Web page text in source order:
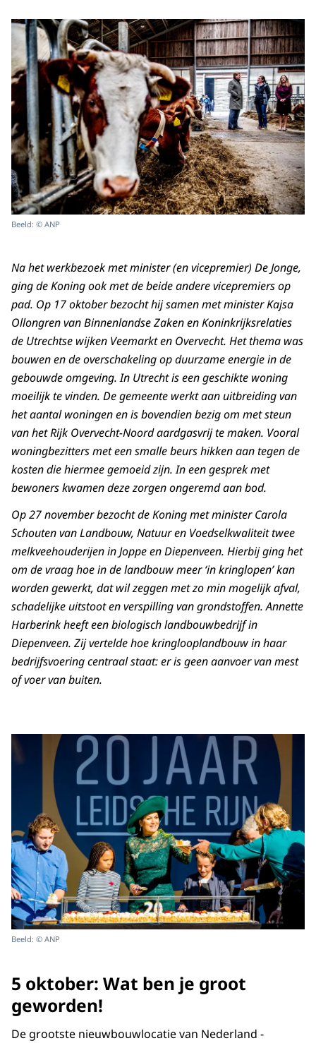
Beeld: © ANP
Na het werkbezoek met minister (en vicepremier) De Jonge,
ging de Koning ook met de beide andere vicepremiers op
pad. Op 17 oktober bezocht hij samen met minister Kajsa
Ollongren van Binnenlandse Zaken en Koninkrijksrelaties
de Utrechtse wijken Veemarkt en Overvecht. Het thema was
bouwen en de overschakeling op duurzame energie in de
gebouwde omgeving. In Utrecht is een geschikte woning
moeilijk te vinden. De gemeente werkt aan uitbreiding van
het aantal woningen en is bovendien bezig om met steun
van het Rijk Overvecht-Noord aardgasvrij te maken. Vooral
woningbezitters met een smalle beurs hikken aan tegen de
kosten die hiermee gemoeid zijn. In een gesprek met
bewoners kwamen deze zorgen ongeremd aan bod.
Op 27 november bezocht de Koning met minister Carola
Schouten van Landbouw, Natuur en Voedselkwaliteit twee
melkveehouderijen in Joppe en Diepenveen. Hierbij ging het
om de vraag hoe in de landbouw meer ‘in kringlopen’ kan
worden gewerkt, dat wil zeggen met zo min mogelijk afval,
schadelijke uitstoot en verspilling van grondstoffen. Annette
Harberink heeft een biologisch landbouwbedrijf in
Diepenveen. Zij vertelde hoe kringlooplandbouw in haar
bedrijfsvoering centraal staat: er is geen aanvoer van mest
of voer van buiten.
Beeld: © ANP
5 oktober: Wat ben je groot
geworden!
De grootste nieuwbouwlocatie van Nederland -